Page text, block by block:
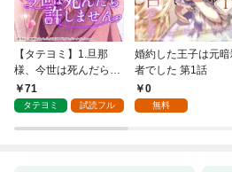
【タテヨミ】1.旦那
様、今世は死んだら許
しません
71
タテヨミ 試読フル
婚約した王子は元暗
者でした 第1話
0
無料